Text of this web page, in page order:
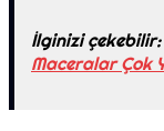
İlginizi çekebilir:
Maceralar Çok